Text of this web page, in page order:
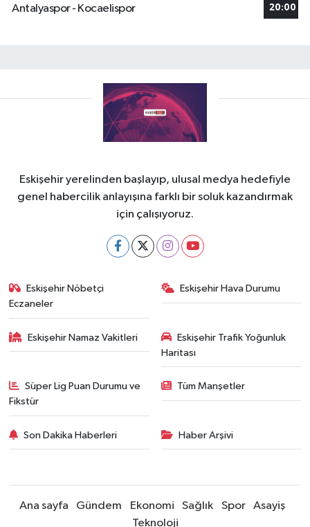
Antalyaspor - Kocaelispor 20:00
Eskişehir yerelinden başlayıp, ulusal medya hedefiyle
genel habercilik anlayışına farklı bir soluk kazandırmak
için çalışıyoruz.
Eskişehir Nöbetçi
Eczaneler
Eskişehir Hava Durumu
Eskişehir Namaz Vakitleri
Eskişehir Trafik Yoğunluk
Haritası
Süper Lig Puan Durumu ve
Fikstür
Tüm Manşetler
Son Dakika Haberleri Haber Arşivi
Ana sayfa Gündem Ekonomi Sağlık Spor
Asayiş
Teknoloji